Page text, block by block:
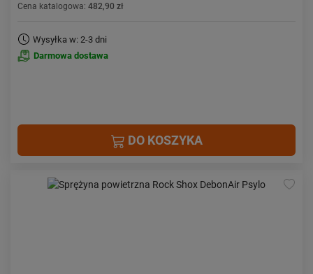
Cena katalogowa: 482,90 zł
Wysyłka w: 2-3 dni
Darmowa dostawa
DO KOSZYKA